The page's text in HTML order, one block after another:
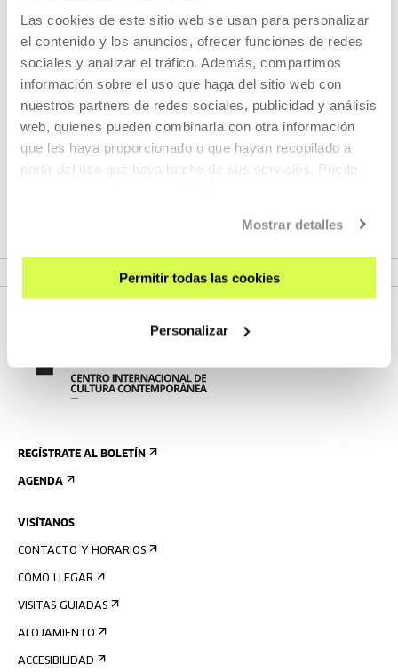
Las cookies de este sitio web se usan para personalizar
el contenido y los anuncios, ofrecer funciones de redes
sociales y analizar el tráfico. Además, compartimos
información sobre el uso que haga del sitio web con
nuestros partners de redes sociales, publicidad y análisis
web, quienes pueden combinarla con otra información
que les haya proporcionado o que hayan recopilado a
partir del uso que haya hecho de sus servicios. Puede
Mostrar detalles
Permitir todas las cookies
Personalizar
Pertenece a Cadabra-abra
Pertenece a Ciclo: Cadabra-abra
Cadabra-Abra es un ciclo que repasa la relación del cine
con la magia, lo oculto, la espiritualidad, los rituales, lo
REGÍSTRATE AL BOLETÍN
AGENDA
VISÍTANOS
CONTACTO Y HORARIOS
CÓMO LLEGAR
VISITAS GUIADAS
ALOJAMIENTO
ACCESIBILIDAD